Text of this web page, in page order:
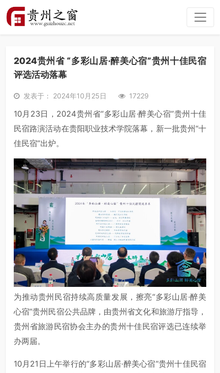
2024贵州省 “多彩山居·醉美心宿”贵州十佳民宿
评选活动落幕
发表于： 2024年10月25日 17229
10月23日，2024贵州省“多彩山居·醉美心宿”贵州十佳
民宿路演活动在贵阳职业技术学院落幕，新一批贵州“十
佳民宿”出炉。
为推动贵州民宿持续高质量发展，擦亮“多彩山居·醉美
心宿”贵州民宿公共品牌，由贵州省文化和旅游厅指导，
贵州省旅游民宿协会主办的贵州十佳民宿评选已连续举
办两届。
10月21日上午举行的“多彩山居·醉美心宿”贵州十佳民宿